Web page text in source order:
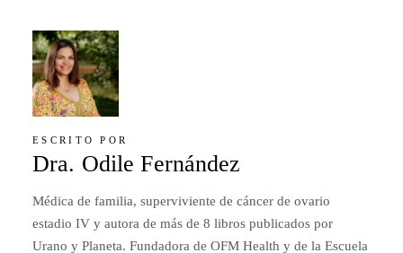
ESCRITO POR
Dra. Odile Fernández
Médica de familia, superviviente de cáncer de ovario
estadio IV y autora de más de 8 libros publicados por
Urano y Planeta. Fundadora de OFM Health y de la Escuela